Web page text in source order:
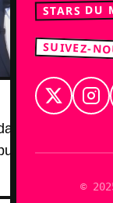
STARS DU
SUIVEZ-
©
(C8) ses
lui être